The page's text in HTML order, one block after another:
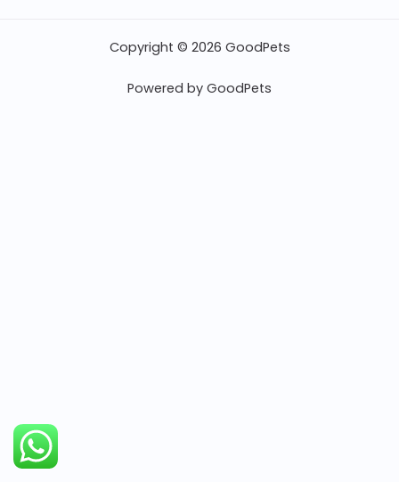
Copyright © 2026 GoodPets
Powered by GoodPets